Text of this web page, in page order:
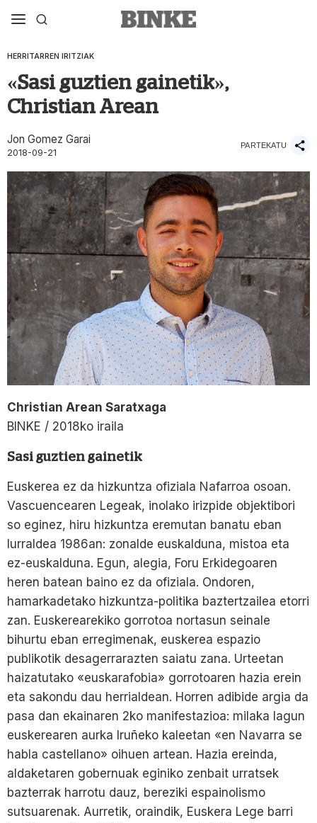
HERRITARREN IRITZIAK
«Sasi guztien gainetik»,
Christian Arean
Jon Gomez Garai
2018-09-21
PARTEKATU
Christian Arean Saratxaga
BINKE / 2018ko iraila
Sasi guztien gainetik
Euskerea ez da hizkuntza ofiziala Nafarroa osoan.
Vascuencearen Legeak, inolako irizpide objektibori
so eginez, hiru hizkuntza eremutan banatu eban
lurraldea 1986an: zonalde euskalduna, mistoa eta
ez-euskalduna. Egun, alegia, Foru Erkidegoaren
heren batean baino ez da ofiziala. Ondoren,
hamarkadetako hizkuntza-politika baztertzailea etorri
zan. Euskerearekiko gorrotoa nortasun seinale
bihurtu eban erregimenak, euskerea espazio
publikotik desagerrarazten saiatu zana. Urteetan
haizatutako «euskarafobia» gorrotoaren hazia erein
eta sakondu dau herrialdean. Horren adibide argia da
pasa dan ekainaren 2ko manifestazioa: milaka lagun
euskerearen aurka Iruñeko kaleetan «en Navarra se
habla castellano» oihuen artean. Hazia ereinda,
aldaketaren gobernuak eginiko zenbait urratsek
bazterrak harrotu dauz, bereziki espainolismo
sutsuarenak. Aurretik, oraindik, Euskera Lege barri